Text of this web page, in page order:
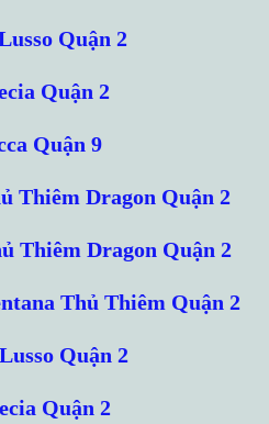
Quận 2
Quận 2
Quận 9
Thiêm Dragon Quận 2
Thiêm Dragon Quận 2
Thủ Thiêm Quận 2
Quận 2
Quận 2